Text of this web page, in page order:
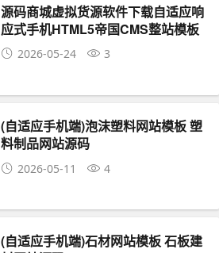
源码商城虚拟货源软件下载自适应响
应式手机HTML5帝国CMS整站模板
2026-05-24 3
(自适应手机端)泡沫塑料网站模板 塑
料制品网站源码
2026-05-11 4
(自适应手机端)石材网站模板 石板建